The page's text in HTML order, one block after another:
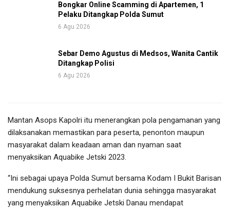
Bongkar Online Scamming di Apartemen, 1
Pelaku Ditangkap Polda Sumut
6 Agu 2026
Sebar Demo Agustus di Medsos, Wanita Cantik
Ditangkap Polisi
6 Agu 2026
Mantan Asops Kapolri itu menerangkan pola pengamanan yang
dilaksanakan memastikan para peserta, penonton maupun
masyarakat dalam keadaan aman dan nyaman saat
menyaksikan Aquabike Jetski 2023.
“Ini sebagai upaya Polda Sumut bersama Kodam I Bukit Barisan
mendukung suksesnya perhelatan dunia sehingga masyarakat
yang menyaksikan Aquabike Jetski Danau mendapat